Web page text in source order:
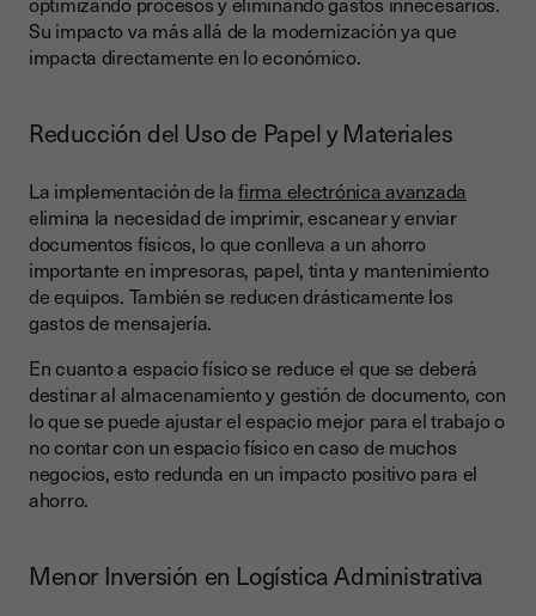
Su impacto va más allá de la modernización ya que
impacta directamente en lo económico.
Reducción del Uso de Papel y Materiales
La implementación de lafirma electrónica avanzada
elimina la necesidad de imprimir, escanear y enviar
documentos físicos, lo que conlleva a un ahorro
importante en impresoras, papel, tinta y mantenimiento
de equipos. También se reducen drásticamente los
gastos de mensajería.
En cuanto a espacio físico se reduce el que se deberá
destinar al almacenamiento y gestión de documento, con
lo que se puede ajustar el espacio mejor para el trabajo o
no contar con un espacio físico en caso de muchos
negocios, esto redunda en un impacto positivo para el
ahorro.
Menor Inversión en Logística Administrativa